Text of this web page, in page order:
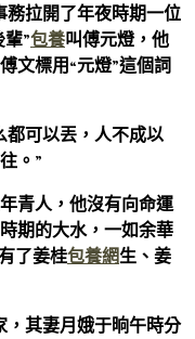
務拉開了年夜時期一位
”包養叫傅元燈，他
文標用“元燈”這個詞
都可以丟，人不成以
。”
青人，他沒有向命運
期的大水，一如余華
了姜桂包養網生、姜
，其妻月娥于晌午時分